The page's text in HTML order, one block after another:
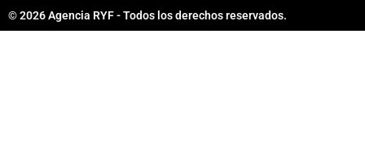
n
p
© 2026 Agencia RYF - Todos los derechos reservados.